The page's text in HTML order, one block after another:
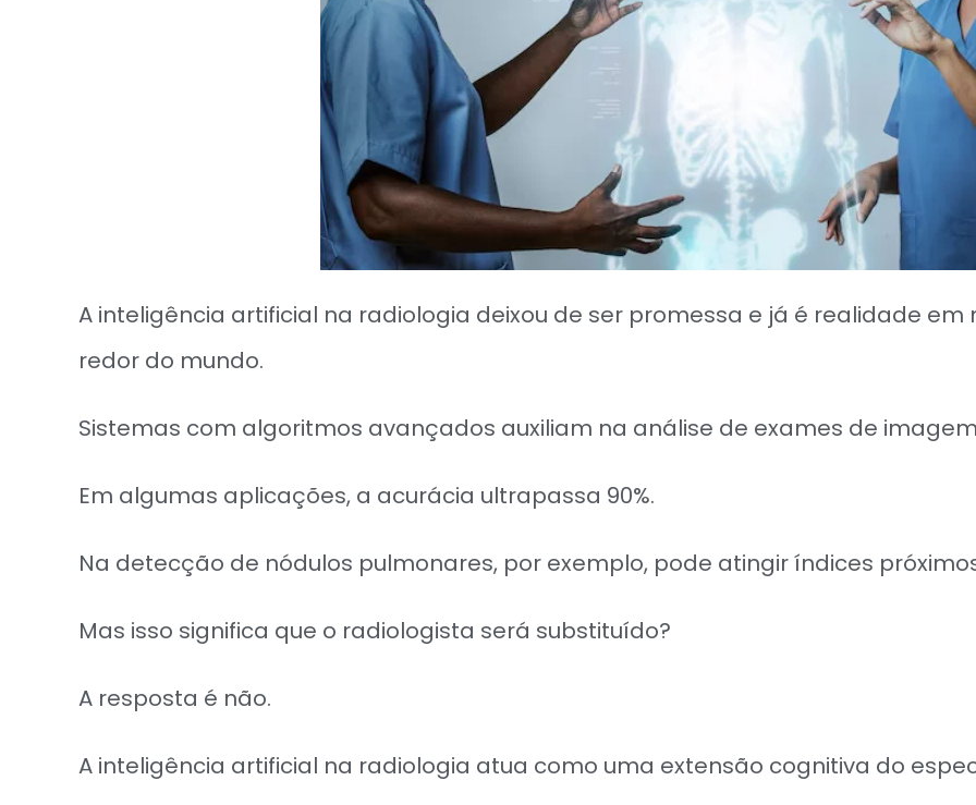
A inteligência artificial na radiologia deixou de ser promessa e já é realidade
redor do mundo.
Sistemas com algoritmos avançados auxiliam na análise de exames de
Em algumas aplicações, a acurácia ultrapassa 90%.
Na detecção de nódulos pulmonares, por exemplo, pode atingir índices
Mas isso significa que o radiologista será substituído?
A resposta é não.
A inteligência artificial na radiologia atua como uma extensão cognitiva do